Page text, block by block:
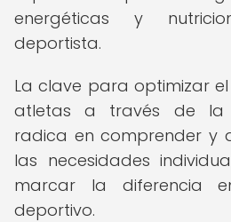
energéticas y
deportista.
La clave para optimizar
atletas a través de la
radica en comprender y
las necesidades
marcar la diferencia
deportivo.